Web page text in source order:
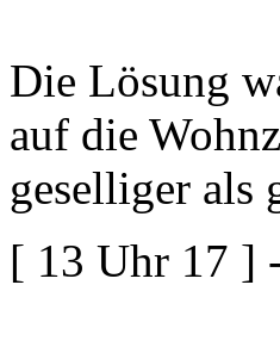
Die Lösung
auf die
geselliger als
[ 13 Uhr 17 ]